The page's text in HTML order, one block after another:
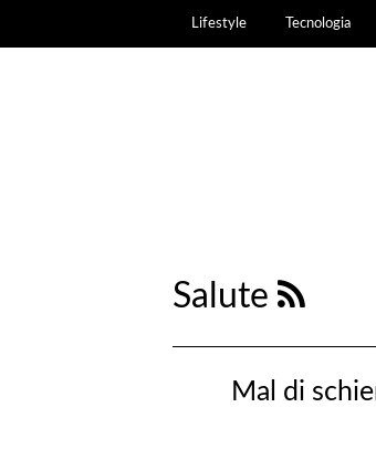
Lifestyle Tecnologia
Salute
Mal di